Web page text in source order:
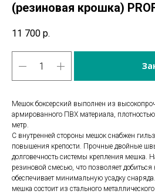
(резиновая крошка)
11 700 р.
Мешок боксерский выполнен из
армированного ПВХ материала,
метр.
С внутренней стороны мешок снабжен
повышения крепости. Прочные двойные
долговечность системы крепления мешка.
резиновой смесью, что позволяет
обеспечивает минимальную усадку
мешка состоит из стального